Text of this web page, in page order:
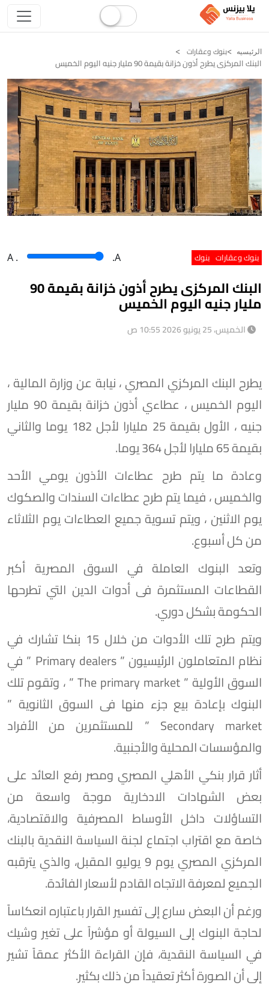
الرئيسيه بنوك وعقارات
البنك المركزى يطرح أذون خزانة بقيمة 90 مليار جنيه اليوم الخميس
بنوك وعقارات بنوك A . .A
البنك المركزى يطرح أذون خزانة بقيمة 90
مليار جنيه اليوم الخميس
الخميس، 25 يونيو 2026 10:55 ص
يطرح البنك المركزي المصري ، نيابة عن وزارة المالية ،
اليوم الخميس ، عطاءي أذون خزانة بقيمة 90 مليار
جنيه ، الأول بقيمة 25 مليارا لأجل 182 يوما والثاني
بقيمة 65 مليارا لأجل 364 يوما.
وعادة ما يتم طرح عطاءات الأذون يومي الأحد
والخميس ، فيما يتم طرح عطاءات السندات والصكوك
يوم الاثنين ، ويتم تسوية جميع العطاءات يوم الثلاثاء
من كل أسبوع.
وتعد البنوك العاملة في السوق المصرية أكبر
القطاعات المستثمرة فى أدوات الدين التي تطرحها
الحكومة بشكل دوري.
ويتم طرح تلك الأدوات من خلال 15 بنكا تشارك في
نظام المتعاملون الرئيسيون ” Primary dealers ” في
السوق الأولية ” The primary market ” ، وتقوم تلك
البنوك بإعادة بيع جزء منها فى السوق الثانوية ”
Secondary market ” للمستثمرين من الأفراد
والمؤسسات المحلية والأجنبية.
أثار قرار بنكي الأهلي المصري ومصر رفع العائد على
بعض الشهادات الادخارية موجة واسعة من
التساؤلات داخل الأوساط المصرفية والاقتصادية،
خاصة مع اقتراب اجتماع لجنة السياسة النقدية بالبنك
المركزي المصري يوم 9 يوليو المقبل، والذي يترقبه
الجميع لمعرفة الاتجاه القادم لأسعار الفائدة.
ورغم أن البعض سارع إلى تفسير القرار باعتباره انعكاساً
لحاجة البنوك إلى السيولة أو مؤشراً على تغير وشيك
في السياسة النقدية، فإن القراءة الأكثر عمقاً تشير
إلى أن الصورة أكثر تعقيداً من ذلك بكثير.